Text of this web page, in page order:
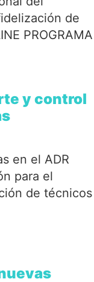
de
PROGRAMA
y control
en el ADR
para el
de técnicos